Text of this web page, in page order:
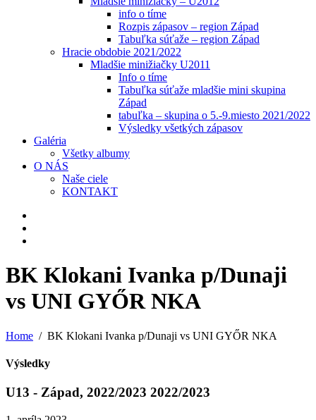
info o tíme
Rozpis zápasov – region Západ
Tabuľka súťaže – region Západ
Hracie obdobie 2021/2022
Mladšie minižiačky U2011
Info o tíme
Tabuľka súťaže mladšie mini skupina
Západ
tabuľka – skupina o 5.-9.miesto 2021/2022
Výsledky všetkých zápasov
Galéria
Všetky albumy
O NÁS
Naše ciele
KONTAKT
BK Klokani Ivanka p/Dunaji
vs UNI GYŐR NKA
Home BK Klokani Ivanka p/Dunaji vs UNI GYŐR NKA
Výsledky
U13 - Západ, 2022/2023 2022/2023